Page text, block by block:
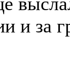
и за